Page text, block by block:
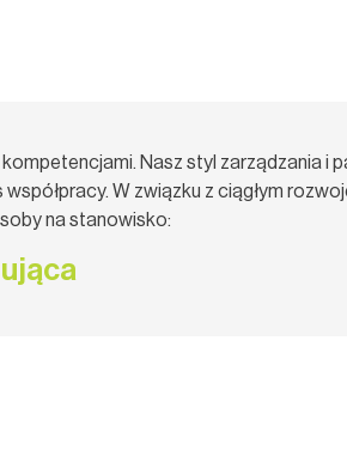
Nasz styl zarządzania i
W związku z ciągłym
na stanowisko: